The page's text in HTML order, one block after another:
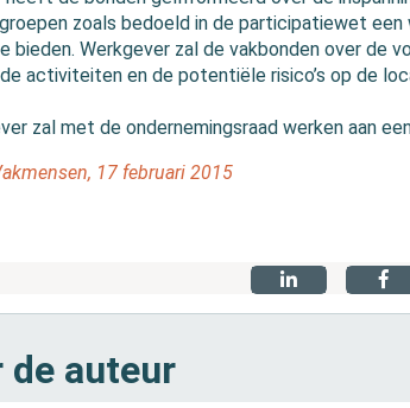
zoals bedoeld in de participatiewet een
bieden. Werkgever zal de vakbonden over de
activiteiten en de potentiële risico’s op de
zal met de ondernemingsraad werken aan
17 februari 2015
de auteur